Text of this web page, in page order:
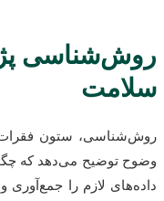
روش‌شناسی
سلامت
روش‌شناسی، ستون فقرات
وضوح توضیح می‌دهد که
داده‌های لازم را